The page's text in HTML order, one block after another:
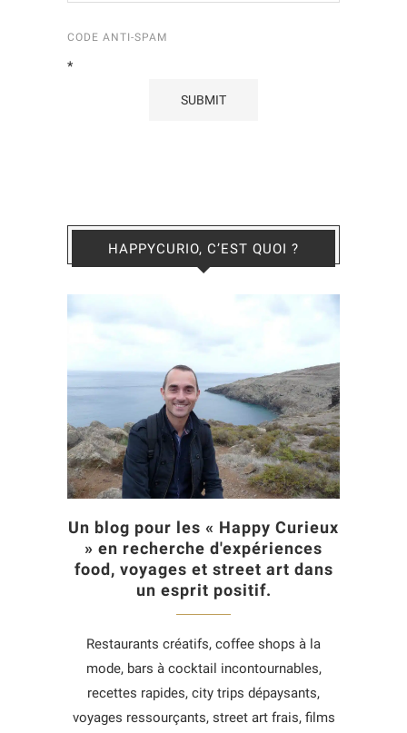
CODE ANTI-SPAM
*
HAPPYCURIO, C’EST QUOI ?
Un blog pour les « Happy Curieux
» en recherche d'expériences
food, voyages et street art dans
un esprit positif.
Restaurants créatifs, coffee shops à la
mode, bars à cocktail incontournables,
recettes rapides, city trips dépaysants,
voyages ressourçants, street art frais, films